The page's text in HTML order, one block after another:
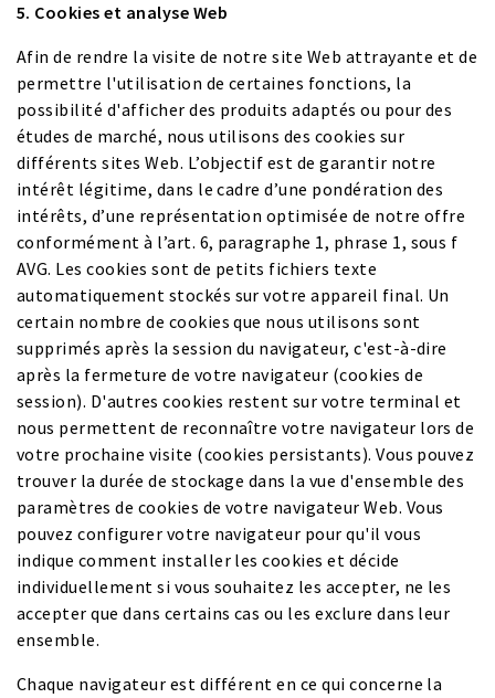
5. Cookies et analyse Web
Afin de rendre la visite de notre site Web attrayante et de
permettre l'utilisation de certaines fonctions, la
possibilité d'afficher des produits adaptés ou pour des
études de marché, nous utilisons des cookies sur
différents sites Web. L’objectif est de garantir notre
intérêt légitime, dans le cadre d’une pondération des
intérêts, d’une représentation optimisée de notre offre
conformément à l’art. 6, paragraphe 1, phrase 1, sous f
AVG. Les cookies sont de petits fichiers texte
automatiquement stockés sur votre appareil final. Un
certain nombre de cookies que nous utilisons sont
supprimés après la session du navigateur, c'est-à-dire
après la fermeture de votre navigateur (cookies de
session). D'autres cookies restent sur votre terminal et
nous permettent de reconnaître votre navigateur lors de
votre prochaine visite (cookies persistants). Vous pouvez
trouver la durée de stockage dans la vue d'ensemble des
paramètres de cookies de votre navigateur Web. Vous
pouvez configurer votre navigateur pour qu'il vous
indique comment installer les cookies et décide
individuellement si vous souhaitez les accepter, ne les
accepter que dans certains cas ou les exclure dans leur
ensemble.
Chaque navigateur est différent en ce qui concerne la